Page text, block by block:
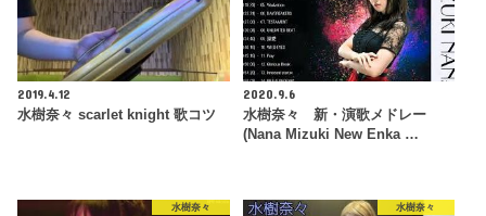
2019.4.12
水樹奈々 scarlet knight 歌コツ
2020.9.6
水樹奈々 新・演歌メドレー
(Nana Mizuki New Enka …
水樹奈々 水樹奈々